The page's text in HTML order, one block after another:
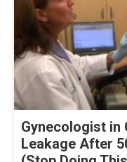
Gynecologist in
Leakage After